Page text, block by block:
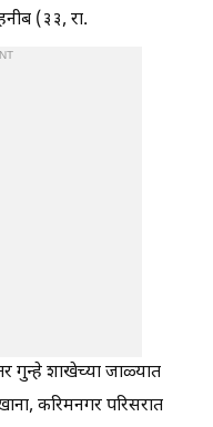
(३३, रा.
गुन्हे शाखेच्या जाळ्यात
करिमनगर परिसरात